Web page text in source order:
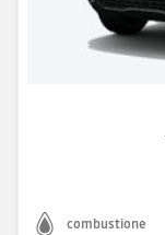
combustione